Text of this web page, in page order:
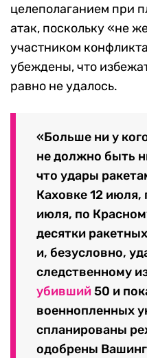
целеполаганием при
атак, поскольку «не
участником
убеждены, что
равно не удалось.
«Больше ни у
не должно быть
что удары
Каховке 12 июля,
июля, по
десятки
и, безусловно,
следственному
убивший50 и
военнопленных
спланированы
одобрены